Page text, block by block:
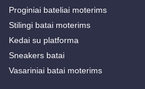
Proginiai bateliai moterims
Stilingi batai moterims
Kedai su platforma
Sneakers batai
Vasariniai batai moterims